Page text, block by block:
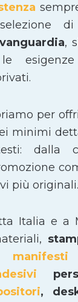
,
per
minimi
dalla
più originali.
Italia e a
manifesti
,